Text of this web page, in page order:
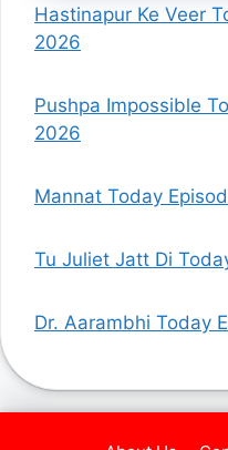
Hastinapur Ke Veer
2026
Pushpa Impossible
2026
Mannat Today
Tu Juliet Jatt Di
Dr. Aarambhi Today